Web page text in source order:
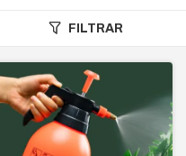
FILTRAR